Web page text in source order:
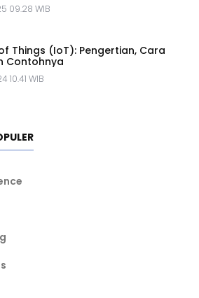
09.28 WIB
Things (IoT): Pengertian, Cara
Contohnya
10.41 WIB